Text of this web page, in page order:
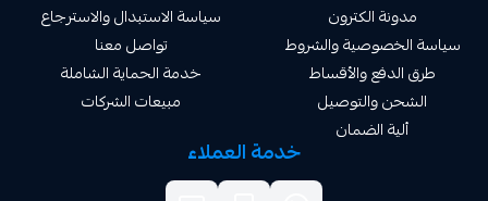
والشروط
والأقساط
والتوصيل
سياسة الاستبدال والاسترجاع
خدمة الحماية الشاملة
مبيعات الشركات
خدمة العملاء